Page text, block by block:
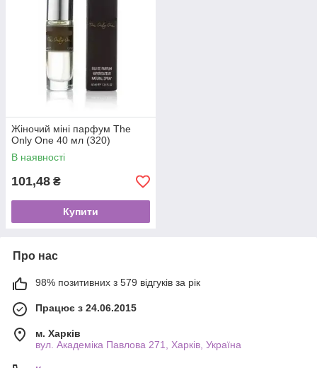
Жіночий міні парфум The
Only One 40 мл (320)
В наявності
101,48 ₴
Купити
Про нас
98% позитивних з 579 відгуків за рік
Працює з 24.06.2015
м. Харків
вул. Академіка Павлова 271, Харків, Україна